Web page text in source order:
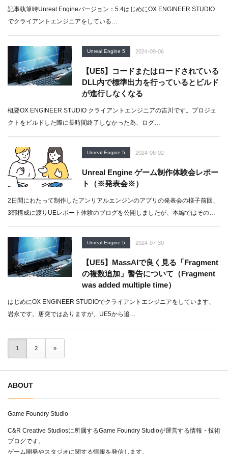
記事執筆時Unreal Engineバージョン：5.4はじめにOX ENGINEER STUDIO
でクライアントエンジニアをしている…
Unreal Engine 5 2024-09-06
【UE5】コードまたはロードされている
DLL内で標準出力を行っているとビルド
が進行しなくなる
概要OX ENGINEER STUDIO クライアントエンジニアの吉川です。プロジェ
クトをビルドした際に長時間終了しなかった為、ログ…
Unreal Engine 5 2024-08-02
Unreal Engine ゲーム制作体験会レポー
ト（※発表会※）
2日間にわたって制作したアンリアルエンジンのアプリの発表会の様子前回、
3部構成に渡りUEレポート体験のブログを公開しましたが、本編ではその
体…
Unreal Engine 5 2024-07-30
【UE5】MassAIで良く見る「Fragment
の複数追加」警告について（Fragment
was added multiple time）
はじめにOX ENGINEER STUDIOでクライアントエンジニアをしています、
岩永です。唐突ではありますが、UE5から追…
1 2 »
ABOUT
Game Foundry Studio
C&R Creative Studiosに所属するGame Foundry Studioが運営する情報・技術
ブログです。
ゲーム開発やスタジオに関する情報を発信します。